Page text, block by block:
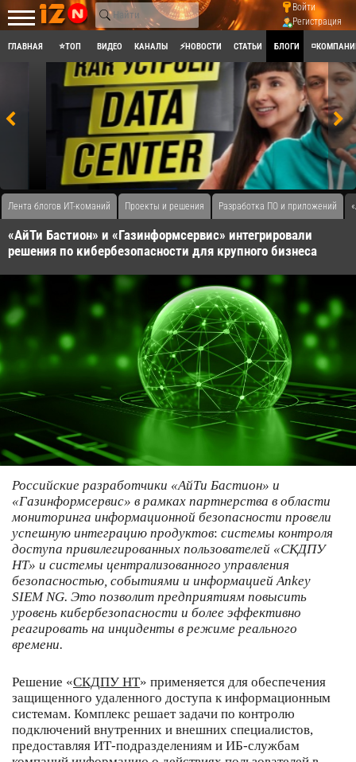
Войти
Регистрация
ГЛАВНАЯ ⭐ТОП ВИДЕО КАНАЛЫ ⚡НОВОСТИ СТАТЬИ БЛОГИ
Лента блогов ИТ-команий Проекты и решения Разработка ПО и приложений
«АйТи Бастион» и «Газинформсервис» интегрировали
решения по кибербезопасности для крупного бизнеса
Российские разработчики «АйТи Бастион» и
«Газинформсервис» в рамках партнерства в области
мониторинга информационной безопасности провели
успешную интеграцию продуктов: системы контроля
доступа привилегированных пользователей «СКДПУ
НТ» и системы централизованного управления
безопасностью, событиями и информацией Ankey
SIEM NG. Это позволит предприятиям повысить
уровень кибербезопасности и более эффективно
реагировать на инциденты в режиме реального
времени.
Решение «СКДПУ НТ» применяется для обеспечения
защищенного удаленного доступа к информационным
системам. Комплекс решает задачи по контролю
подключений внутренних и внешних специалистов,
предоставляя ИТ-подразделениям и ИБ-службам